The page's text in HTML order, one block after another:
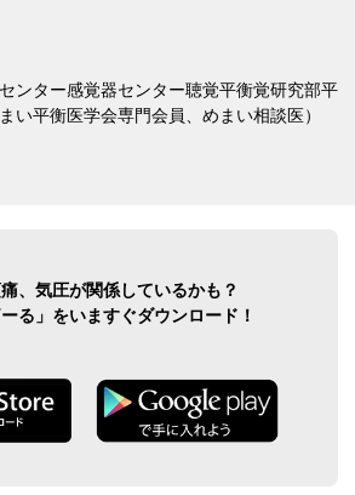
ンター感覚器センター聴覚平衡覚研究部平
い平衡医学会専門会員、めまい相談医）
、気圧が関係しているかも？
ーる」をいますぐダウンロード！